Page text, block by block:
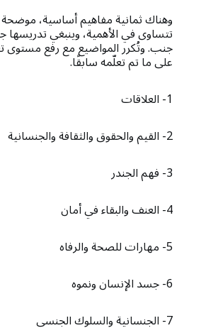
وهناك ثمانية مفاهيم أساسية، موضحة
تتساوى في الأهمية، وينبغي تدريسها
جنب. وتُكرر المواضيع مع رفع مستوى
على ما تم تعلّمه سابقًا.
1- العلاقات
2- القيم والحقوق والثقافة والجنسانية
3- فهم الجندر
4- العنف والبقاء في أمان
5- مهارات للصحة والرفاه
6- جسد الإنسان ونموه
7- الجنسانية والسلوك الجنسي